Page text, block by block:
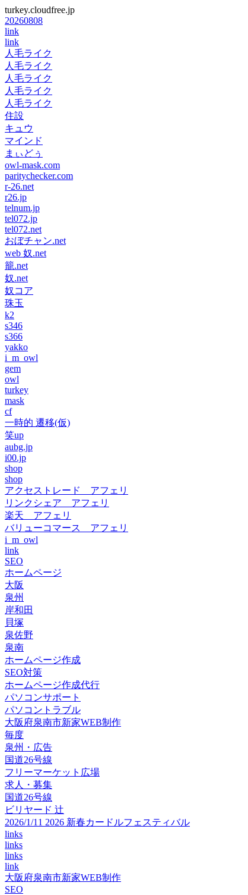
turkey.cloudfree.jp
20260808
link
link
人毛ライク
人毛ライク
人毛ライク
人毛ライク
人毛ライク
住設
キュウ
マインド
まぃどぅ
owl-mask.com
paritychecker.com
r-26.net
r26.jp
telnum.jp
tel072.jp
tel072.net
おぼチャン.net
web 奴.net
籠.net
奴.net
奴コア
珠玉
k2
s346
s366
yakko
i_m_owl
gem
owl
turkey
mask
cf
一時的 遷移(仮)
笑up
aubg.jp
i00.jp
shop
shop
アクセストレード アフェリ
リンクシェア アフェリ
楽天 アフェリ
バリューコマース アフェリ
i_m_owl
link
SEO
ホームページ
大阪
泉州
岸和田
貝塚
泉佐野
泉南
ホームページ作成
SEO対策
ホームページ作成代行
パソコンサポート
パソコントラブル
大阪府泉南市新家WEB制作
毎度
泉州・広告
国道26号線
フリーマーケット広場
求人・募集
国道26号線
ビリヤード 辻
2026/1/11 2026 新春カードルフェスティバル
links
links
links
link
大阪府泉南市新家WEB制作
SEO